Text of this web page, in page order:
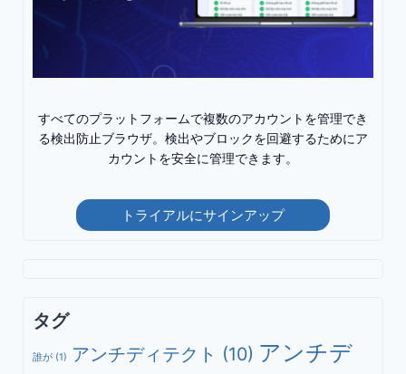
すべてのプラットフォームで複数のアカウントを管理でき
る検出防止ブラウザ。検出やブロックを回避するためにア
カウントを安全に管理できます。
トライアルにサインアップ
タグ
誰が (1) アンチディテクト (10) アンチデ